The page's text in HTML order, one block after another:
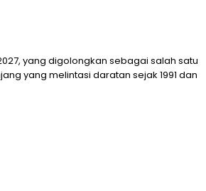
yang digolongkan sebagai salah satu
yang melintasi daratan sejak 1991 dan